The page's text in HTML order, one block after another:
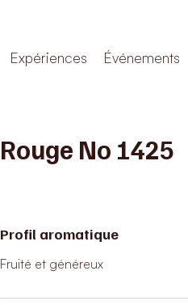
Expériences Événements
Rouge No 1425
Profil aromatique
Fruité et généreux